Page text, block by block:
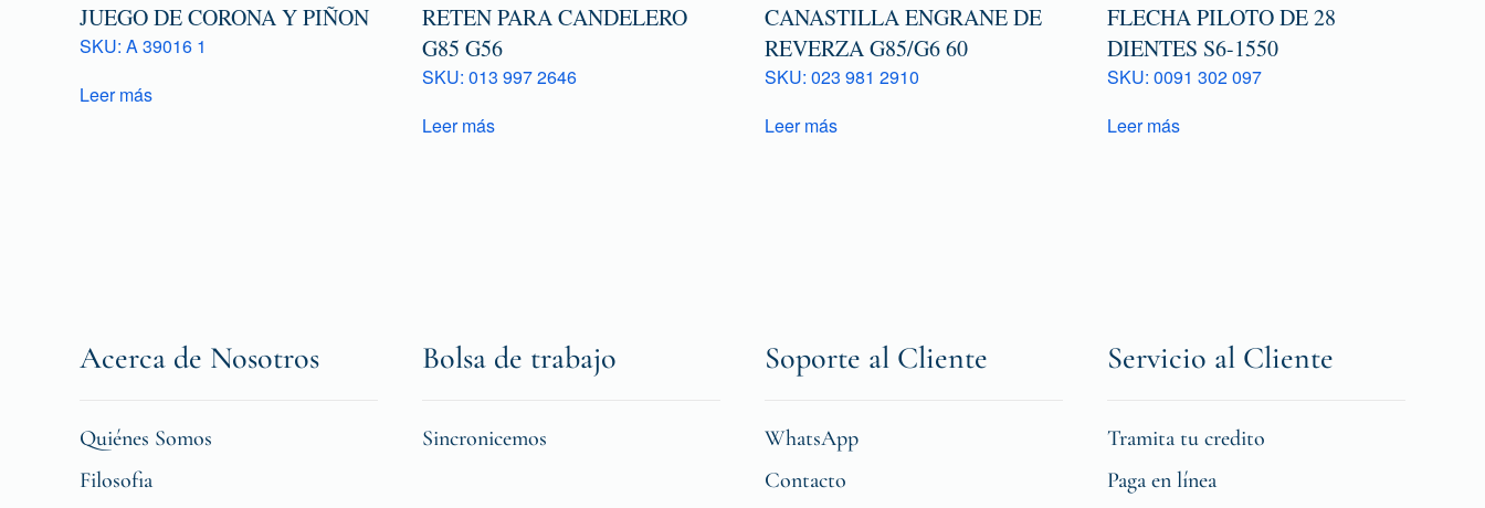
JUEGO DE CORONA Y PIÑON
SKU: A 39016 1
Leer más
RETEN PARA CANDELERO
G85 G56
SKU: 013 997 2646
Leer más
CANASTILLA ENGRANE DE
REVERZA G85/G6 60
SKU: 023 981 2910
Leer más
FLECHA PILOTO DE 28
DIENTES S6-1550
SKU: 0091 302 097
Leer más
Acerca de Nosotros
Quiénes Somos
Filosofia
Bolsa de trabajo
Sincronicemos
Soporte al Cliente
WhatsApp
Contacto
Servicio al Cliente
Tramita tu credito
Paga en línea